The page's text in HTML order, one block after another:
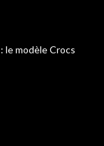
le modèle Crocs